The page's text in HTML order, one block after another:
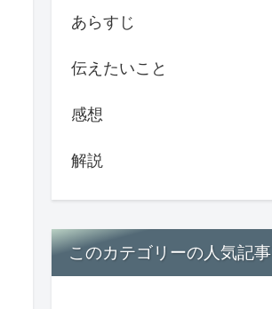
あらすじ
伝えたいこと
感想
解説
このカテゴリーの人気記事